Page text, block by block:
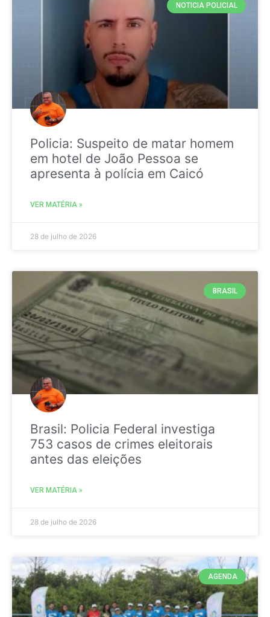
NOTICIA POLICIAL
Policia: Suspeito de matar homem
em hotel de João Pessoa se
apresenta à polícia em Caicó
VER MATÉRIA »
28 de julho de 2026
BRASIL
Brasil: Policia Federal investiga
753 casos de crimes eleitorais
antes das eleições
VER MATÉRIA »
28 de julho de 2026
AGENDA